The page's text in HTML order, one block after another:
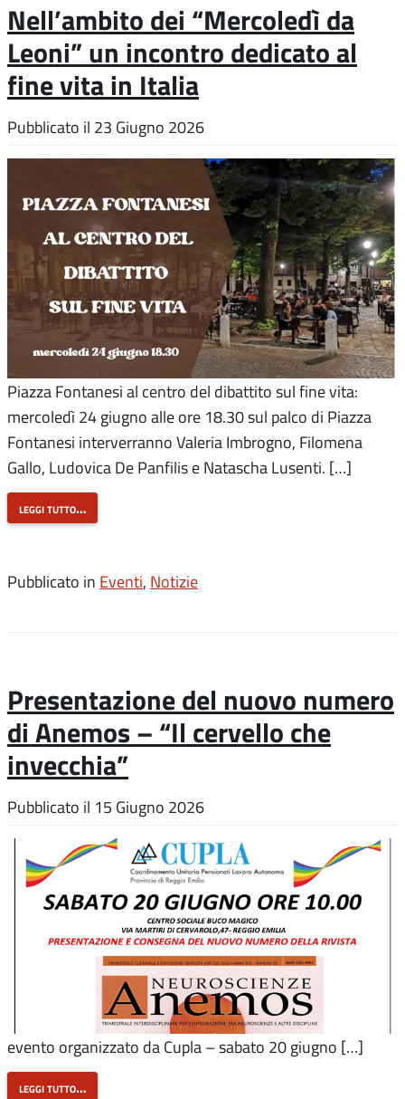
Nell’ambito dei “Mercoledì da
Leoni” un incontro dedicato al
fine vita in Italia
Pubblicato il 23 Giugno 2026
Piazza Fontanesi al centro del dibattito sul fine vita:
mercoledì 24 giugno alle ore 18.30 sul palco di Piazza
Fontanesi interverranno Valeria Imbrogno, Filomena
Gallo, Ludovica De Panfilis e Natascha Lusenti. […]
leggi tutto…
Pubblicato in Eventi, Notizie
Presentazione del nuovo numero
di Anemos – “Il cervello che
invecchia”
Pubblicato il 15 Giugno 2026
evento organizzato da Cupla – sabato 20 giugno […]
leggi tutto…